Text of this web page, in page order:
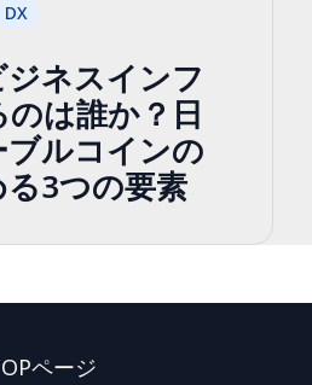
DX
ネスインフ
は誰か？日
ルコインの
3つの要素
ページ